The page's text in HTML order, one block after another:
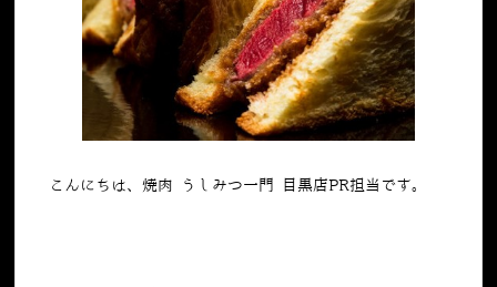
こんにちは、焼肉 うしみつ一門 目黒店PR担当です。